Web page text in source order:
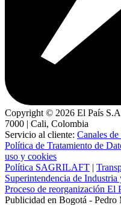
Copyright © 2026 El País
7000 | Cali, Colombia
Servicio al cliente: Canales
Política de Tratamiento de
uso y cookies
Política SAGRILAFT |
Superintendencia de
Proceso de reorganización El
Publicidad en Bogotá - Pedro